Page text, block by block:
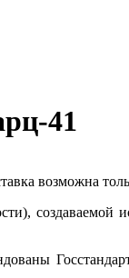
41
возможна
создаваемой